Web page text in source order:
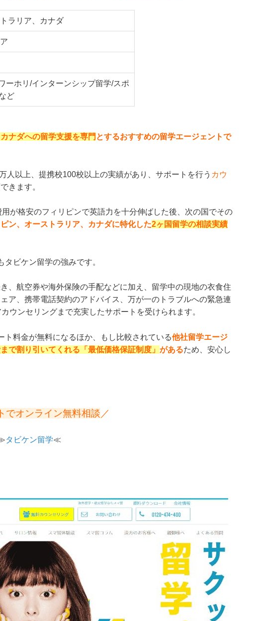
ラリア、カナダ
ーホリ/インターンシップ留学/スポ
ど
ナダへの留学支援を専門 とするおすすめの留学エージェントで
人以上、提携校100校以上の実績があり、サポートを行う カウ
きます。
が格安のフィリピンで英語力を十分伸ばした後、次の国でその
ン、オーストラリア、カナダに特化した2ヶ国留学の相談実績
ビケン留学の強みです。
、航空券や海外保険の手配などに加え、留学中の現地の衣食住
ア、携帯電話契約のアドバイス、万が一のトラブルへの緊急連
ウンセリングまで充実したサポートを受けられます。
料金が無料になるほか、もし比較されている他社留学エージ
で割り引いてくれる「最低価格保証制度」 があるため、安心し
でオンライン無料相談 ／
タビケン留学≪